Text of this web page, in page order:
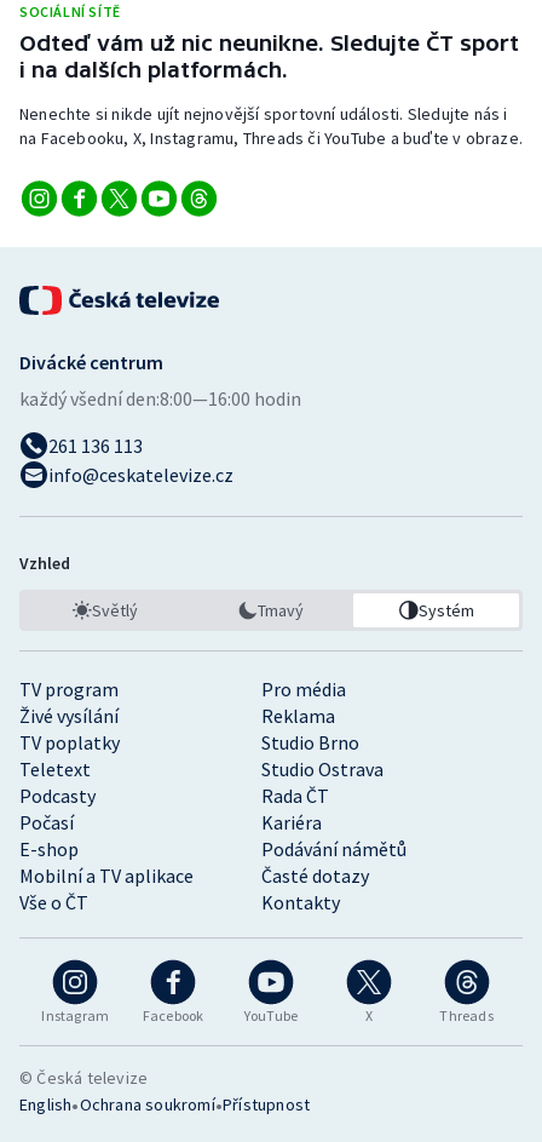
Sportovní střelba
Stolní tenis
Triatlon
Veslování
Vodní slalom
Volejbal
Ostatní
SOCIÁLNÍ SÍTĚ
Odteď vám už nic neunikne. Sledujte ČT sport
i na dalších platformách.
Nenechte si nikde ujít nejnovější sportovní události. Sledujte nás i
na Facebooku, X, Instagramu, Threads či YouTube a buďte v obraze.
Instagram Facebook YouTube X Threads
TV program
Pro média
Živé vysílání
Reklama
TV poplatky
Studio Brno
Teletext
Studio Ostrava
Podcasty
Rada ČT
Počasí
Kariéra
E-shop
Podávání námětů
Mobilní a TV aplikace
Časté dotazy
Vše o ČT
Kontakty
Divácké centrum
každý všední den:8:00—16:00 hodin
261 136 113
info@ceskatelevize.cz
Vzhled
Světlý Tmavý Systém
© Česká televize
English•Ochrana soukromí•Přístupnost